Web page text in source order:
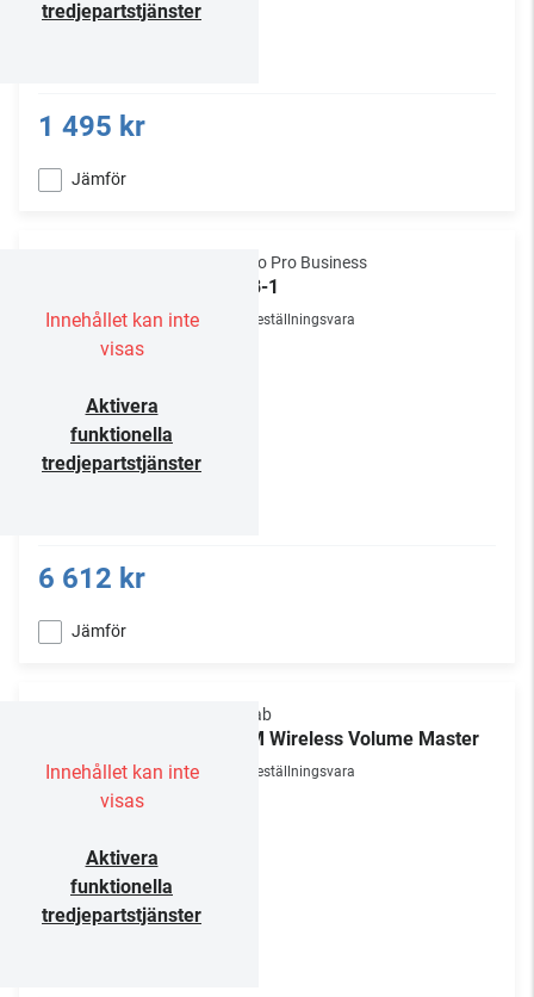
tredjepartstjänster
1 495 kr
Jämför
Innehållet kan inte
visas
Aktivera
funktionella
tredjepartstjänster
Audio Pro Business
SUB-1
Beställningsvara
6 612 kr
Jämför
Innehållet kan inte
visas
Aktivera
funktionella
tredjepartstjänster
Sonab
CVM Wireless Volume Master
Beställningsvara